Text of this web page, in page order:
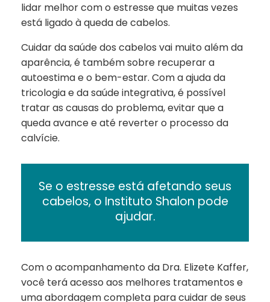
lidar melhor com o estresse que muitas vezes
está ligado à queda de cabelos.
Cuidar da saúde dos cabelos vai muito além da
aparência, é também sobre recuperar a
autoestima e o bem-estar. Com a ajuda da
tricologia e da saúde integrativa, é possível
tratar as causas do problema, evitar que a
queda avance e até reverter o processo da
calvície.
Se o estresse está afetando seus
cabelos, o Instituto Shalon pode
ajudar.
Com o acompanhamento da Dra. Elizete Kaffer,
você terá acesso aos melhores tratamentos e
uma abordagem completa para cuidar de seus